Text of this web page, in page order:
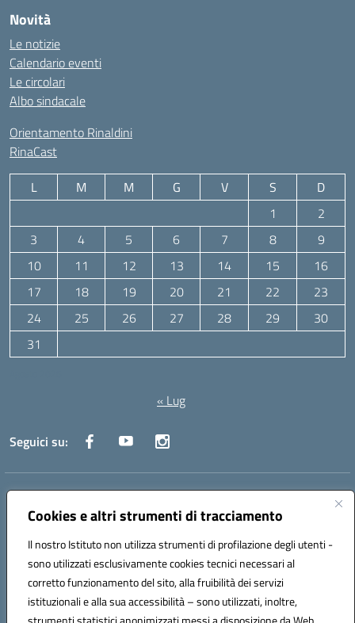
Cookies e altri strumenti di tracciamento
Il nostro Istituto non utilizza strumenti di profilazione degli utenti -
sono utilizzati esclusivamente cookies tecnici necessari al
corretto funzionamento del sito, alla fruibilità dei servizi
istituzionali e alla sua accessibilità – sono utilizzati, inoltre,
Novità
Le notizie
Calendario eventi
Le circolari
Albo sindacale
Orientamento Rinaldini
RinaCast
L M M G V S
D
1
2
3
4 5 6 7 8
9
10
11 12 13 14 15
16
17
18 19 20 21 22
23
24
25 26 27 28 29
30
31
« Lug
Seguici su:
Indirizzo:Via Canale 1, Ancona
Centralino:071 204723 Email:anpc010006@istruzione.it
Codice fiscale: 93020970427
Codice meccanografico:
ANPC010006
Codice unico di fatturazione (CUF): UFBE6V